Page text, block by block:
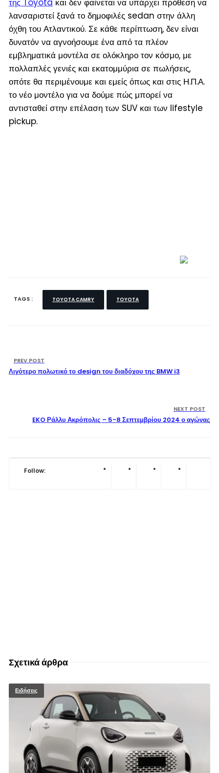
της Toyota και δεν φαίνεται να υπάρχει πρόθεση να
λανσαριστεί ξανά το δημοφιλές sedan στην άλλη
όχθη του Ατλαντικού. Σε κάθε περίπτωση, δεν είναι
δυνατόν να αγνοήσουμε ένα από τα πλέον
εμβληματικά μοντέλα σε ολόκληρο τον κόσμο, με
πολλαπλές γενιές και εκατομμύρια σε πωλήσεις,
οπότε θα περιμένουμε και εμείς όπως και στις Η.Π.Α.
το νέο μοντέλο για να δούμε πώς μπορεί να
αντισταθεί στην επέλαση των SUV και των lifestyle
pickup.
TAGS : TOYOTA CAMRY TOYOTA
PREV POST
Λιγότερο πολωτικό το design του διαδόχου της BMW i3
NEXT POST
EKO Ράλλυ Ακρόπολις – 5-8 Σεπτεμβρίου 2024 ο αγώνας
Follow:
Σχετικά άρθρα
Ειδήσεις